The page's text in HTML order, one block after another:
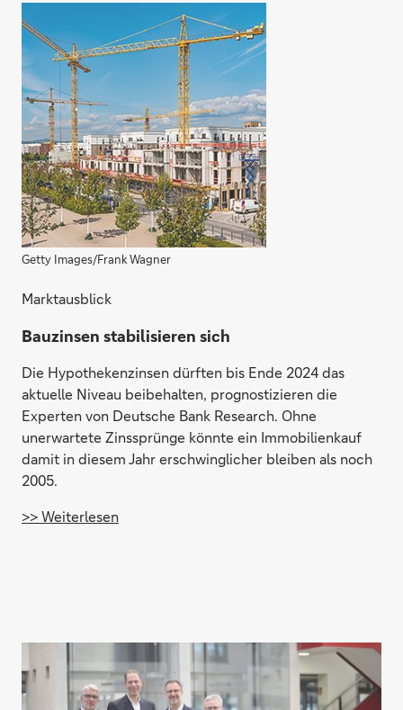
Getty Images/Frank Wagner
Marktausblick
Bauzinsen stabilisieren sich
Die Hypothekenzinsen dürften bis Ende 2024 das
aktuelle Niveau beibehalten, prognostizieren die
Experten von Deutsche Bank Research. Ohne
unerwartete Zinssprünge könnte ein Immobilienkauf
damit in diesem Jahr erschwinglicher bleiben als noch
2005.
>> Weiterlesen